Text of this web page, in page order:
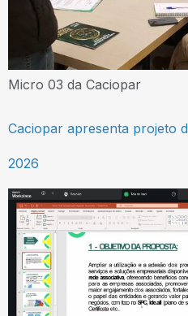
Micro 03 da Caciopar
Caciopar apresenta projeto
2026